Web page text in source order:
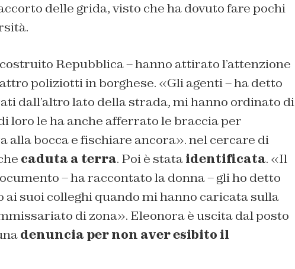
delle grida, visto che ha dovuto fare pochi
Repubblica – hanno attirato l’attenzione
poliziotti in borghese. «Gli agenti – ha detto
dall’altro lato della strada, mi hanno ordinato di
loro le ha anche afferrato le braccia per
bocca e fischiare ancora». nel cercare di
caduta a terra. Poi è stataidentificata. «Il
– ha raccontato la donna –gli ho detto
ai suoi colleghi quando mi hanno caricata sulla
di zona». Eleonora è uscita dal posto
denuncia per non aver esibito il